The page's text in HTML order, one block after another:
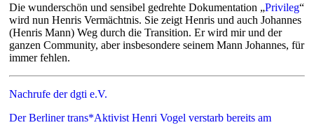
Die wunderschön und sensibel gedrehte Dokumentation „Privileg“
wird nun Henris Vermächtnis. Sie zeigt Henris und auch Johannes
(Henris Mann) Weg durch die Transition. Er wird mir und der
ganzen Community, aber insbesondere seinem Mann Johannes, für
immer fehlen.
Nachrufe der dgti e.V.
Der Berliner trans*Aktivist Henri Vogel verstarb bereits am